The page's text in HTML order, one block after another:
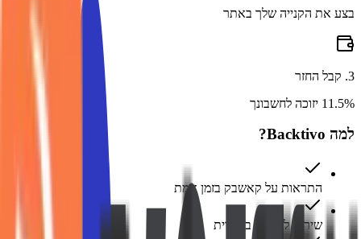
בצע את הקנייה שלך באתר
3
. קבל החזר
11.5% יזוכה לחשבונך
למה Backtivo?
התראות על קאשבק בזמן אמת
שירות לקוחות בעברית